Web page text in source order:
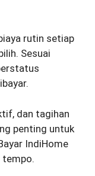
rutin setiap
Sesuai
dan tagihan
penting untuk
IndiHome
tempo.